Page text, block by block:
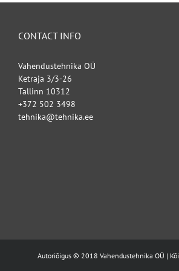
CONTACT INFO
Vahendustehnika OÜ
Ketraja 3/3-26
Tallinn 10312
+372 502 3498
tehnika@tehnika.ee
Autoriõigus © 2018 Vahendustehnika OÜ |